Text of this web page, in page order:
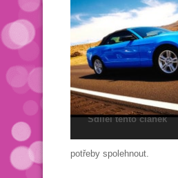
Sdílej tento článek
potřeby spolehnout.